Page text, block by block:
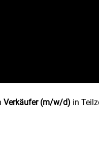
Verkäufer (m/w/d) in